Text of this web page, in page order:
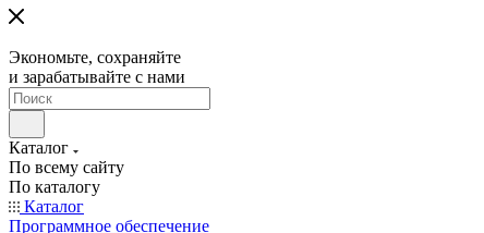
Экономьте, сохраняйте
и зарабатывайте с нами
Каталог
По всему сайту
По каталогу
Каталог
Программное обеспечение